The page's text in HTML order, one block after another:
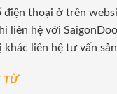
điện thoại ở trên
liên hệ với
khác liên hệ tư vấn
TỪ